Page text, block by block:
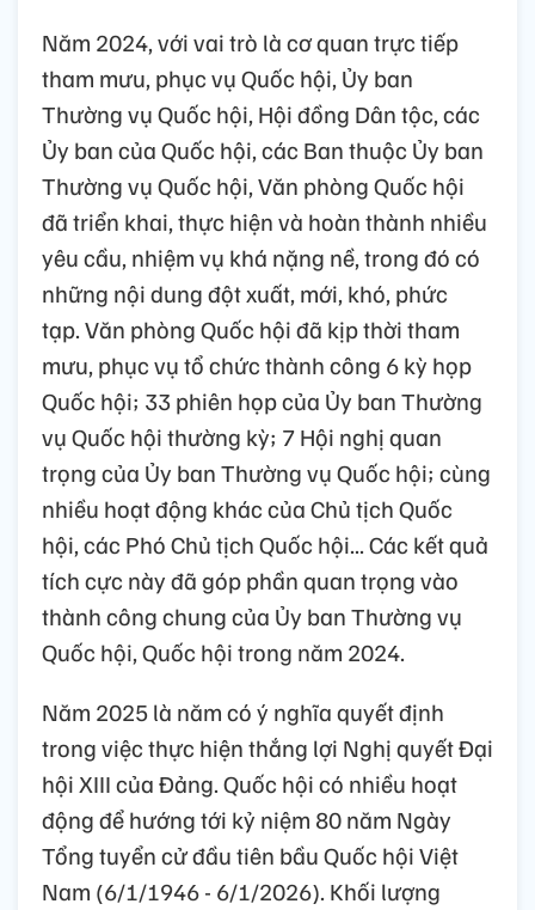
Năm 2024, với vai trò là cơ quan trực tiếp
tham mưu, phục vụ Quốc hội, Ủy ban
Thường vụ Quốc hội, Hội đồng Dân tộc, các
Ủy ban của Quốc hội, các Ban thuộc Ủy ban
Thường vụ Quốc hội, Văn phòng Quốc hội
đã triển khai, thực hiện và hoàn thành nhiều
yêu cầu, nhiệm vụ khá nặng nề, trong đó có
những nội dung đột xuất, mới, khó, phức
tạp. Văn phòng Quốc hội đã kịp thời tham
mưu, phục vụ tổ chức thành công 6 kỳ họp
Quốc hội; 33 phiên họp của Ủy ban Thường
vụ Quốc hội thường kỳ; 7 Hội nghị quan
trọng của Ủy ban Thường vụ Quốc hội; cùng
nhiều hoạt động khác của Chủ tịch Quốc
hội, các Phó Chủ tịch Quốc hội... Các kết quả
tích cực này đã góp phần quan trọng vào
thành công chung của Ủy ban Thường vụ
Quốc hội, Quốc hội trong năm 2024.
Năm 2025 là năm có ý nghĩa quyết định
trong việc thực hiện thắng lợi Nghị quyết Đại
hội XIII của Đảng. Quốc hội có nhiều hoạt
động để hướng tới kỷ niệm 80 năm Ngày
Tổng tuyển cử đầu tiên bầu Quốc hội Việt
Nam (6/1/1946 - 6/1/2026). Khối lượng